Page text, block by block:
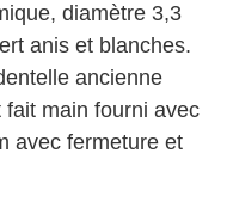
diamètre 3,3
anis et blanches.
ancienne
main fourni avec
avec fermeture et